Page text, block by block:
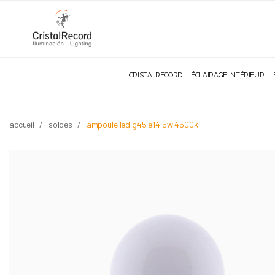
CRISTALRECORD ÉCLAIRAGE INTÉRIEUR
accueil soldes ampoule led g45 e14 5w 4500k